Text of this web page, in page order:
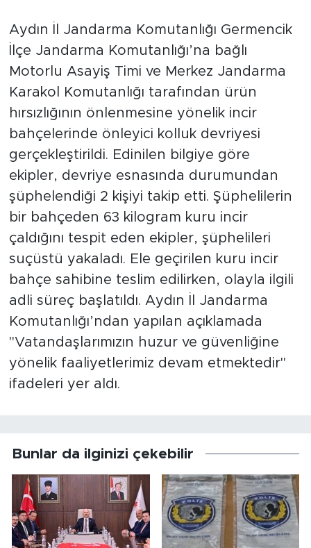
Aydın İl Jandarma Komutanlığı Germencik
İlçe Jandarma Komutanlığı’na bağlı
Motorlu Asayiş Timi ve Merkez Jandarma
Karakol Komutanlığı tarafından ürün
hırsızlığının önlenmesine yönelik incir
bahçelerinde önleyici kolluk devriyesi
gerçekleştirildi. Edinilen bilgiye göre
ekipler, devriye esnasında durumundan
şüphelendiği 2 kişiyi takip etti. Şüphelilerin
bir bahçeden 63 kilogram kuru incir
çaldığını tespit eden ekipler, şüphelileri
suçüstü yakaladı. Ele geçirilen kuru incir
bahçe sahibine teslim edilirken, olayla ilgili
adli süreç başlatıldı. Aydın İl Jandarma
Komutanlığı’ndan yapılan açıklamada
"Vatandaşlarımızın huzur ve güvenliğine
yönelik faaliyetlerimiz devam etmektedir"
ifadeleri yer aldı.
Bunlar da ilginizi çekebilir